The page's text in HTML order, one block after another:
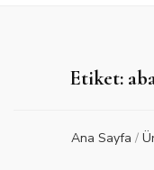
Etiket:
Ana Sayfa /